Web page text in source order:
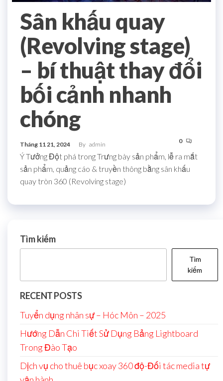
Sân khấu quay
(Revolving stage)
– bí thuật thay đổi
bối cảnh nhanh
chóng
Tháng 11 21, 2024 By admin 0
Ý Tưởng Đột phá trong Trưng bày sản phẩm, lễ ra mắt
sản phẩm, quảng cáo & truyền thông bằng sân khấu
quay tròn 360 (Revolving stage)
Tìm kiếm
Tìm
kiếm
RECENT POSTS
Tuyển dụng nhân sự – Hóc Môn – 2025
Hướng Dẫn Chi Tiết Sử Dụng Bảng Lightboard
Trong Đào Tạo
Dịch vụ cho thuê bục xoay 360 độ-Đối tác media tự